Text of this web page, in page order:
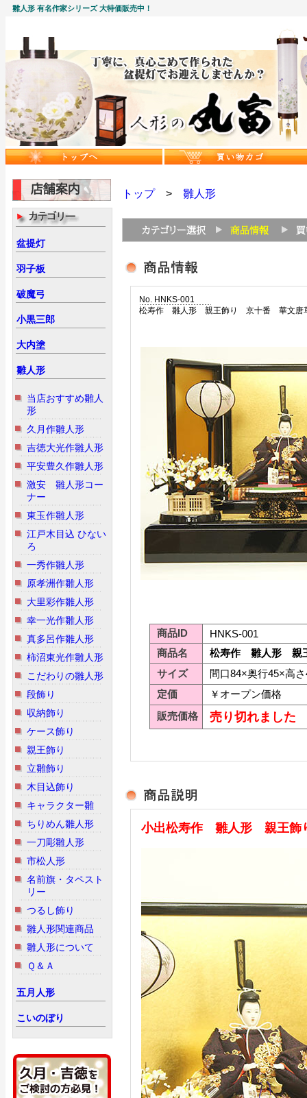
雛人形 有名作家シリーズ 大特価販売中！
盆提灯
羽子板
破魔弓
小黒三郎
大内塗
雛人形
当店おすすめ雛人
形
久月作雛人形
吉徳大光作雛人形
平安豊久作雛人形
激安 雛人形コー
ナー
東玉作雛人形
江戸木目込 ひない
ろ
一秀作雛人形
原孝洲作雛人形
大里彩作雛人形
幸一光作雛人形
真多呂作雛人形
柿沼東光作雛人形
こだわりの雛人形
段飾り
収納飾り
ケース飾り
親王飾り
立雛飾り
木目込飾り
キャラクター雛
ちりめん雛人形
一刀彫雛人形
市松人形
名前旗・タペスト
リー
つるし飾り
雛人形関連商品
雛人形について
Ｑ＆Ａ
五月人形
こいのぼり
トップ> 雛人形
No. HNKS-001
松寿作 雛人形 親王飾り 京十番 華文唐
商品ID
HNKS-001
商品名
松寿作 雛人形 親
サイズ
間口84×奥行45×高
定価
￥オープン価格
販売価格
売り切れました
小出松寿作 雛人形 親王飾